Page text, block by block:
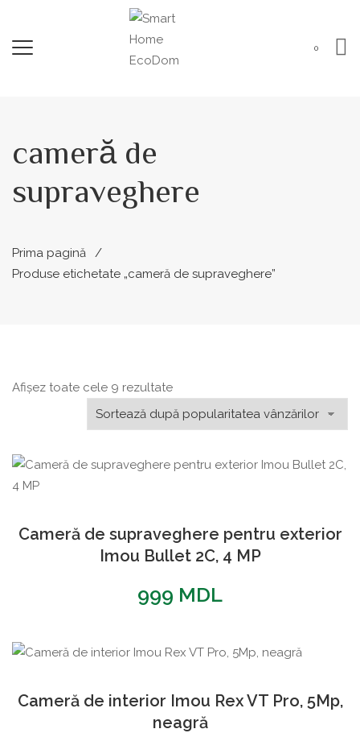
0
cameră de
supraveghere
Prima pagină
Produse etichetate „cameră de supraveghere”
Afișez toate cele 9 rezultateSortat
după
popularitate
Cameră de supraveghere pentru exterior
Imou Bullet 2C, 4 MP
999 MDL
Cameră de interior Imou Rex VT Pro, 5Mp,
neagră